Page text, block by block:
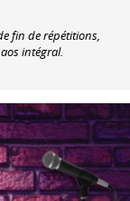
fin de répétitions,
intégral.